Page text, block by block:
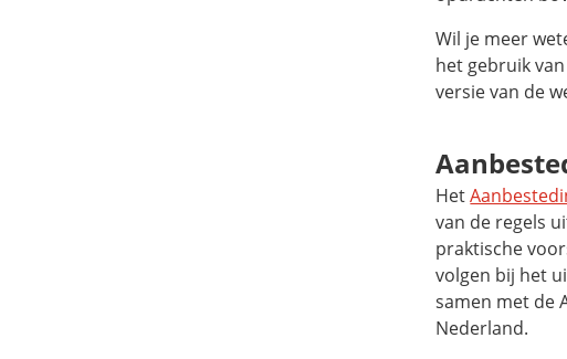
Wil je meer
het gebruik
versie van de
Het
van de regels
praktische
volgen bij het
samen met de
Nederland.